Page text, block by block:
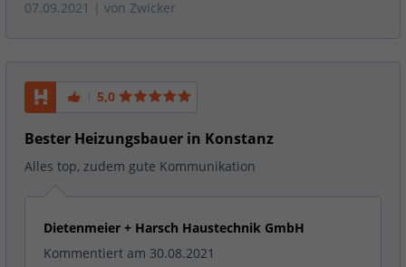
07.09.2021 | von Zwicker
5,0
Bester Heizungsbauer in Konstanz
Alles top, zudem gute Kommunikation
Dietenmeier + Harsch Haustechnik GmbH
Kommentiert am 30.08.2021